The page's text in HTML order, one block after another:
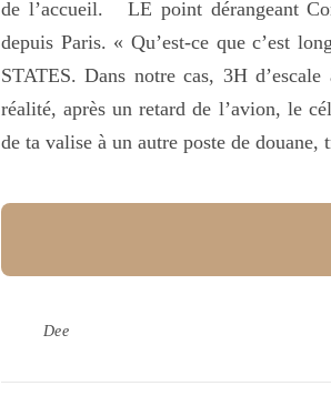
de l’accueil. LE point dérangeant
depuis Paris. « Qu’est-ce que c’est
STATES. Dans notre cas, 3H
réalité, après un retard de l’avion, le
de ta valise à un autre poste de
Dee